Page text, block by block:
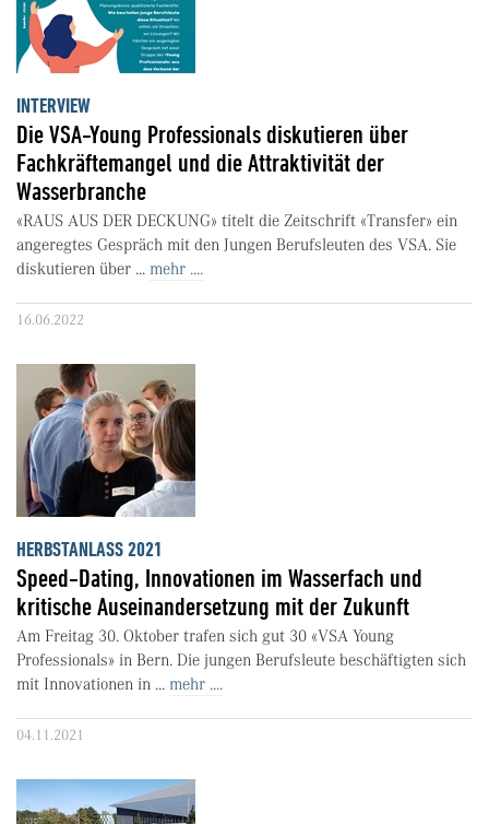
INTERVIEW
Die VSA-Young Professionals diskutieren über
Fachkräftemangel und die Attraktivität der
Wasserbranche
«RAUS AUS DER DECKUNG» titelt die Zeitschrift «Transfer» ein
angeregtes Gespräch mit den Jungen Berufsleuten des VSA. Sie
diskutieren über ... mehr ....
16.06.2022
HERBSTANLASS 2021
Speed-Dating, Innovationen im Wasserfach und
kritische Auseinandersetzung mit der Zukunft
Am Freitag 30. Oktober trafen sich gut 30 «VSA Young
Professionals» in Bern. Die jungen Berufsleute beschäftigten sich
mit Innovationen in ... mehr ....
04.11.2021